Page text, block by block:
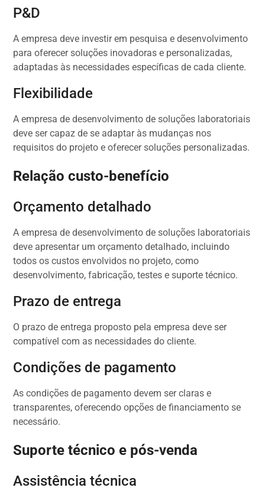
P&D
A empresa deve investir em pesquisa e desenvolvimento
para oferecer soluções inovadoras e personalizadas,
adaptadas às necessidades específicas de cada cliente.
Flexibilidade
A empresa de desenvolvimento de soluções laboratoriais
deve ser capaz de se adaptar às mudanças nos
requisitos do projeto e oferecer soluções personalizadas.
Relação custo-benefício
Orçamento detalhado
A empresa de desenvolvimento de soluções laboratoriais
deve apresentar um orçamento detalhado, incluindo
todos os custos envolvidos no projeto, como
desenvolvimento, fabricação, testes e suporte técnico.
Prazo de entrega
O prazo de entrega proposto pela empresa deve ser
compatível com as necessidades do cliente.
Condições de pagamento
As condições de pagamento devem ser claras e
transparentes, oferecendo opções de financiamento se
necessário.
Suporte técnico e pós-venda
Assistência técnica